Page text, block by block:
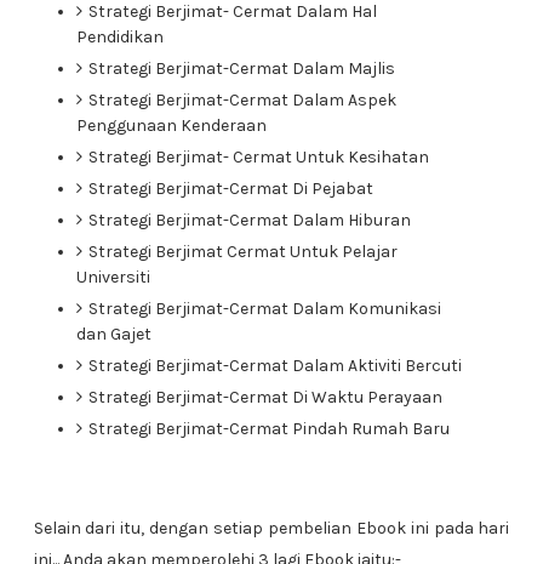
Strategi Berjimat- Cermat Dalam Hal
Pendidikan
Strategi Berjimat-Cermat Dalam Majlis
Strategi Berjimat-Cermat Dalam Aspek
Penggunaan Kenderaan
Strategi Berjimat- Cermat Untuk Kesihatan
Strategi Berjimat-Cermat Di Pejabat
Strategi Berjimat-Cermat Dalam Hiburan
Strategi Berjimat Cermat Untuk Pelajar
Universiti
Strategi Berjimat-Cermat Dalam Komunikasi
dan Gajet
Strategi Berjimat-Cermat Dalam Aktiviti Bercuti
Strategi Berjimat-Cermat Di Waktu Perayaan
Strategi Berjimat-Cermat Pindah Rumah Baru
Selain dari itu, dengan setiap pembelian Ebook ini pada hari
ini... Anda akan memperolehi 3 lagi Ebook iaitu:-